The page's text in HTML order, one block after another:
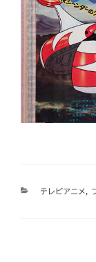
カ
テレビアニメ,